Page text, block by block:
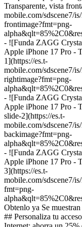
Transparente, vista
mobile.com/sdscene7/
frontimage?fmt=png-
- ![Funda ZAGG
Apple iPhone 17 Pro -
1](https://es.t-
mobile.com/sdscene7/
rightimage?fmt=png-
- ![Funda ZAGG
Apple iPhone 17 Pro -
slide-2](https://es.t-
mobile.com/sdscene7/
backimage?fmt=png-
- ![Funda ZAGG
Apple iPhone 17 Pro -
3](https://es.t-
mobile.com/sdscene7/
fmt=png-
Obtenlo ya Se muestran opciones disponibles en __storeLocation__ ## Personaliza tu accesorio Ver todas las ofertas 1 Exclusivo por Internet: ahorra un 25% en 3 accesorios o más ### __Color:__ Color: ### __Color:__ Borrar Color: Borrar Agotado __Obtenlo ya__ Comprar en __storeLocation__ No se ha podido recuperar información de la tienda. __Recogerlo en una tienda__ Se muestran artículos en __storeLocation__ No se ha podido recuperar información de la tienda. __stockStatusLabel__, storeLocation o __enviarlo__ al seleccionar Enviármelo en el carrito. ### Opciones de entrega Deseo que me lo envíen Fecha de envío est. Aug 8 - Aug 11 Recogerlo en una tienda stockStatusLabel storeLocation (storeDistance mi) [Editar ubicación](#) Encuentra una tienda cerca [Editar ubicación](#) __Agotado__ __En existencia__ __En existencia__ Cargando Cargando Cargando Cargando Cargando Cargando Cargando Cargando Cargando Cargando Cargando Cargando Cargando Cargando opciones de entrega, por favor espera Método de entrega Entrega el mismo día No disponible en currentZipCode Recíbelo alrededor de las expectedDeliveryTime Costo de entrega real: $9.99 Costo de entrega con descuento: gratis Recoger en la tienda Agotado en storeName Hoy en storeName Gratis Envío No disponible Fecha de envío estimada: shippingDate Gratis Método de entrega Entrega el mismo día No disponible en currentZipCode Recíbelo alrededor de las expectedDeliveryTime Costo de entrega real: $9.99 Costo de entrega con descuento: gratis Entrega el mismo día No disponible en 20166 Recíbelo alrededor de las 7:00 p.m. Costo de entrega real: $9.99 Costo de entrega con descuento: gratis Recoger en la tienda Agotado en storeName Hoy en storeName Gratis Recoger en la tienda Agotado en storeName Agotado en Dulles Retail Pl & Columbia Pl Hoy en Dulles Retail Pl & Columbia Pl Gratis Envío No disponible Fecha de envío estimada: shippingDate Gratis Envío No disponible Fecha de envío estimada: Aug 8 - Aug 11 Gratis __Tu tienda:__ [storeLocation (storeDistance mi)](#) Encuentra una tienda cerca [Editar ubicación](#) No disponible en currentZipCode # Entregar a currentZipCode # Entregar a 20166 Editar ubicación # Enviar a currentZipCode __¿Eres un cliente nuevo o existente?__ Cliente existente Cliente nuevo __Bienvenido a T-Mobile (cliente nuevo)__ Editar __Elegir una opción de pago__ __Pagar mensualmente__ A pagar hoy $0.00 + impuestos $4.59/mes por 12 meses __Pagar el monto total__ $54.99 \+ impuesto Si eliges pagar mensualmente y cancelas el servicio móvil, deberás pagar el saldo restante del accesorio. Para clientes elegibles. Tasa de interés anual de 0%. Se requiere servicio elegible. [](https://es.t-mobile.com) __Con plan de pago: actualMonthlyValue/mes por paymentTerms meses, sin intereses.__ A pagar hoy dueToday + impuestos y otros cargos __Precio sin descuento: payInFullStrikeThroughValue payInFull__ + impuesto Si eliges pagar mensualmente y cancelas el servicio móvil, deberás pagar el saldo restante del dispositivo. Solo para clientes elegibles. 0% de interés anual (APR). Se requiere compra mínima de $49 en accesorios y servicio elegible. [](https://es.t-mobile.com) 1 Quantity 1 Agregar Dulles Retail Pl & Columbia Pl (1 mi) __¿Deseas recibirlo antes?__ Encontrar tiendas cercanas Detalles ### Otras características * * * Es la funda perfecta para exhibir tu teléfono. Es totalmente transparente, como lo dice